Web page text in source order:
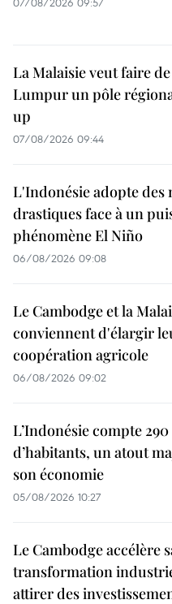
La Malaisie veut faire
Lumpur un pôle
up
07/08/2026 09:44
L'Indonésie adopte des
drastiques face à un
phénomène El Niño
06/08/2026 09:08
Le Cambodge et la
conviennent d'élargir
coopération agricole
06/08/2026 09:02
L’Indonésie compte
d’habitants, un atout
son économie
05/08/2026 10:27
Le Cambodge accélère
transformation
attirer des